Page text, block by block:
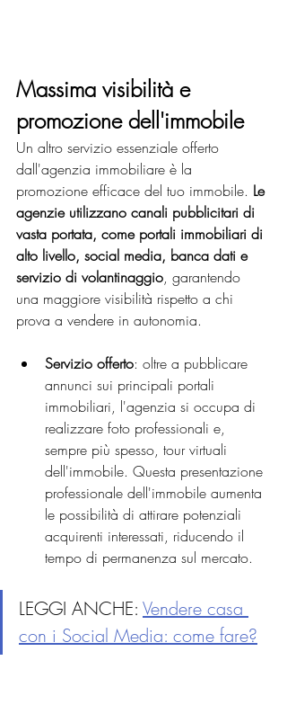
Massima visibilità e
promozione dell'immobile
Un altro servizio essenziale offerto
dall'agenzia immobiliare è la
promozione efficace del tuo immobile. Le
agenzie utilizzano canali pubblicitari di
vasta portata, come portali immobiliari di
alto livello, social media, banca dati e
servizio di volantinaggio, garantendo
una maggiore visibilità rispetto a chi
prova a vendere in autonomia.
Servizio offerto: oltre a pubblicare
annunci sui principali portali
immobiliari, l'agenzia si occupa di
realizzare foto professionali e,
sempre più spesso, tour virtuali
dell'immobile. Questa presentazione
professionale dell'immobile aumenta
le possibilità di attirare potenziali
acquirenti interessati, riducendo il
tempo di permanenza sul mercato.
LEGGI ANCHE: Vendere casa
con i Social Media: come fare?